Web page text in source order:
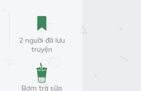
2 người đã lưu
truyện
Bơm trà sữa